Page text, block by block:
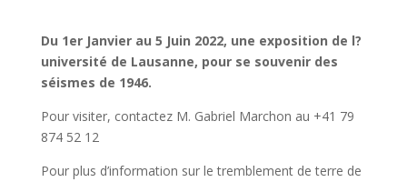
Du 1er Janvier au 5 Juin 2022, une exposition de l?
université de Lausanne, pour se souvenir des
séismes de 1946.
Pour visiter, contactez M. Gabriel Marchon au +41 79
874 52 12
Pour plus d’information sur le tremblement de terre de